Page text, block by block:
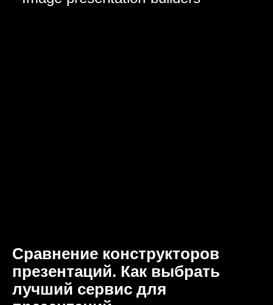
Сравнение конструкторов
презентаций. Как выбрать
лучший сервис для